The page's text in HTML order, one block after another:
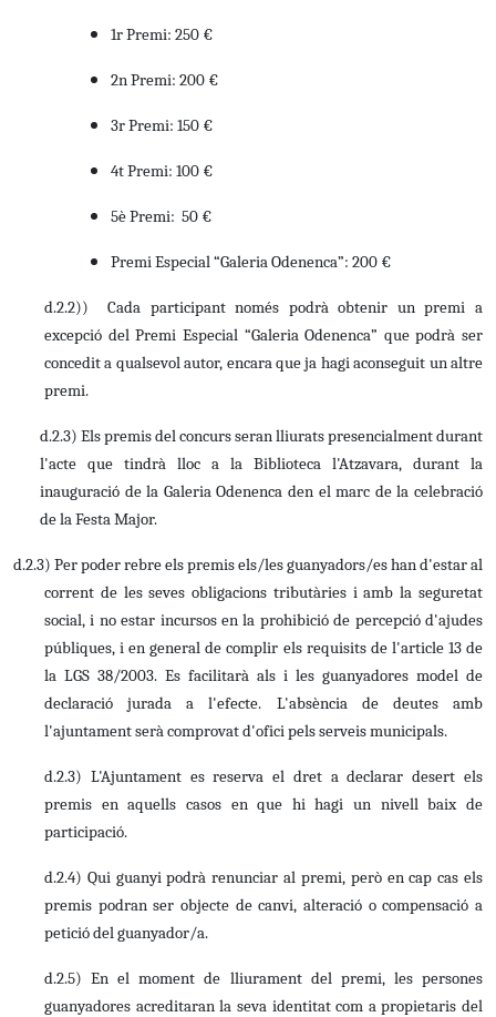
1r Premi: 250 €
2n Premi: 200 €
3r Premi: 150 €
4t Premi: 100 €
5è Premi: 50 €
Premi Especial “Galeria Odenenca”: 200 €
d.2.2)) Cada participant només podrà obtenir un premi a
excepció del Premi Especial “Galeria Odenenca” que podrà ser
concedit a qualsevol autor, encara que ja hagi aconseguit un altre
premi.
d.2.3) Els premis del concurs seran lliurats presencialment durant
l'acte que tindrà lloc a la Biblioteca l'Atzavara, durant la
inauguració de la Galeria Odenenca den el marc de la celebració
de la Festa Major.
d.2.3) Per poder rebre els premis els/les guanyadors/es han d'estar al
corrent de les seves obligacions tributàries i amb la seguretat
social, i no estar incursos en la prohibició de percepció d'ajudes
públiques, i en general de complir els requisits de l'article 13 de
la LGS 38/2003. Es facilitarà als i les guanyadores model de
declaració jurada a l'efecte. L'absència de deutes amb
l'ajuntament serà comprovat d'ofici pels serveis municipals.
d.2.3) L'Ajuntament es reserva el dret a declarar desert els
premis en aquells casos en que hi hagi un nivell baix de
participació.
d.2.4) Qui guanyi podrà renunciar al premi, però en cap cas els
premis podran ser objecte de canvi, alteració o compensació a
petició del guanyador/a.
d.2.5) En el moment de lliurament del premi, les persones
guanyadores acreditaran la seva identitat com a propietaris del